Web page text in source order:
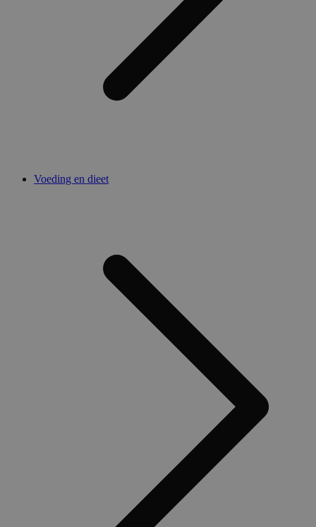
Voeding en dieet